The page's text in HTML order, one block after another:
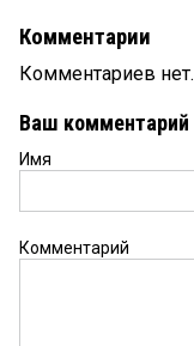
Комментарии
Комментариев нет.
Ваш комментарий
Имя
Комментарий